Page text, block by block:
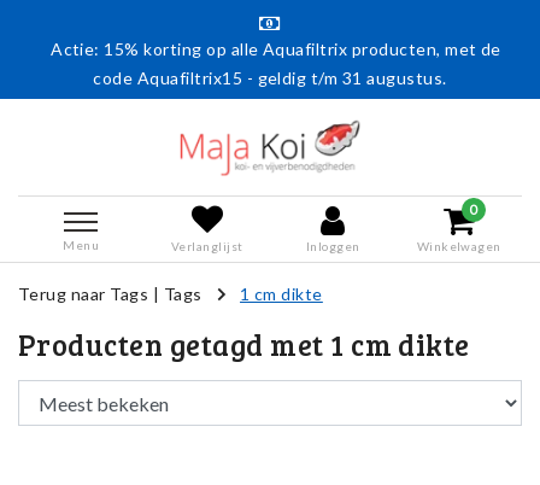
Actie: 15% korting op alle Aquafiltrix producten, met de
code Aquafiltrix15 - geldig t/m 31 augustus.
Menu Verlanglijst Inloggen
0
Winkelwagen
Terug naar Tags | Tags 1 cm dikte
Producten getagd met 1 cm dikte